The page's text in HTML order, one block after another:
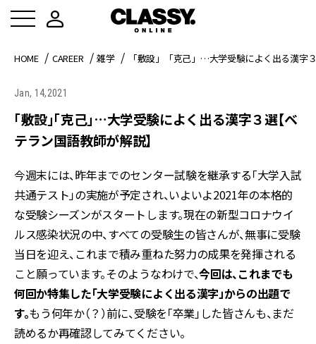
HOME CAREER 雑学 「敷設」「克己」…大学受験によく出る漢字
Jan, 14,2021
「敷設」「克己」…大学受験によく出る漢字３選【ベ
テラン国語教師が解説】
今週末には、昨年までのセンター試験を継承する「大学入試
共通テスト」の実施が予定され、いよいよ2021年の本格的
な受験シーズンがスタートします。現在の新型コロナウイ
ルス感染状況の中、すべての受験生の皆さんが、無事に受験
当日を迎え、これまで積み重ねた努力の成果を発揮される
こと願っています。そのようなわけで、今回は、これまでも
何回か特集した「大学受験によく出る漢字」からの出題で
す。もう何年か（？）前に、受験を「卒業」した皆さんも、まだ
読めるか再確認してみてください。